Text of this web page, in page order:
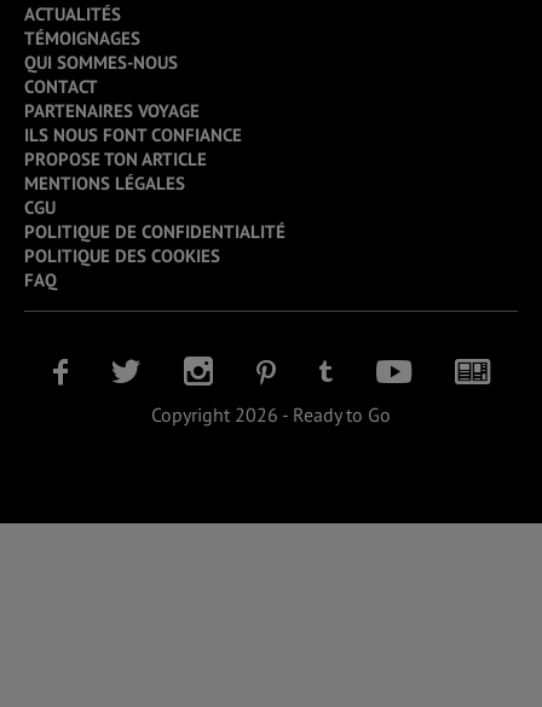
ACTUALITÉS
TÉMOIGNAGES
QUI SOMMES-NOUS
CONTACT
PARTENAIRES VOYAGE
ILS NOUS FONT CONFIANCE
PROPOSE TON ARTICLE
MENTIONS LÉGALES
CGU
POLITIQUE DE CONFIDENTIALITÉ
POLITIQUE DES COOKIES
FAQ
Copyright 2026 - Ready to Go